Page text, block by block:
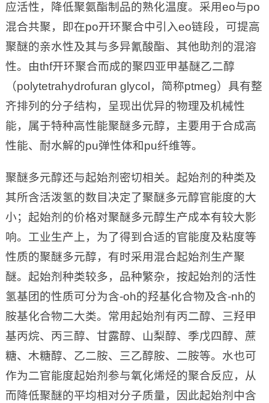
应活性，降低聚氨酯制品的熟化温度。采用eo与po
混合共聚，即在po开环聚合中引入eo链段，可提高
聚醚的亲水性及其与多异氰酸酯、其他助剂的混溶
性。由thf开环聚合而成的聚四亚甲基醚乙二醇
（polytetrahydrofuran glycol，简称ptmeg）具有整
齐排列的分子结构，呈现出优异的物理及机械性
能，属于特种高性能聚醚多元醇，主要用于合成高
性能、耐水解的pu弹性体和pu纤维等。
聚醚多元醇还与起始剂密切相关。起始剂的种类及
其所含活泼氢的数目决定了聚醚多元醇官能度的大
小；起始剂的价格对聚醚多元醇生产成本有较大影
响。工业生产上，为了得到合适的官能度及粘度等
性质的聚醚多元醇，有时采用混合起始剂生产聚
醚。起始剂种类较多，品种繁杂，按起始剂的活性
氢基团的性质可分为含-oh的羟基化合物及含-nh的
胺基化合物二大类。常用起始剂有丙二醇、三羟甲
基丙烷、丙三醇、甘露醇、山梨醇、季戊四醇、蔗
糖、木糖醇、乙二胺、三乙醇胺、二胺等。水也可
作为二官能度起始剂参与氧化烯烃的聚合反应，从
而降低聚醚的平均相对分子质量，因此起始剂中含